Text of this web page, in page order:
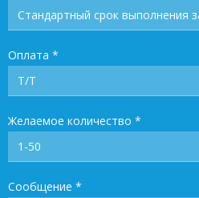
Оплата *
Желаемое количество *
Сообщение *